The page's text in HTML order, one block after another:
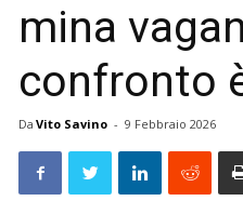
mina
confronto
Da Vito Savino - 9 Febbraio 2026